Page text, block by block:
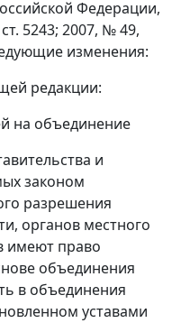
Федерации,
5243; 2007, № 49,
изменения:
редакции:
на объединение
и
законом
разрешения
органов местного
имеют право
объединения
в объединения
уставами